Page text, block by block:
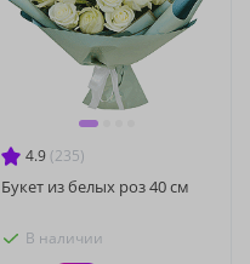
4.9 (235)
Букет из белых роз 40 см
В наличии